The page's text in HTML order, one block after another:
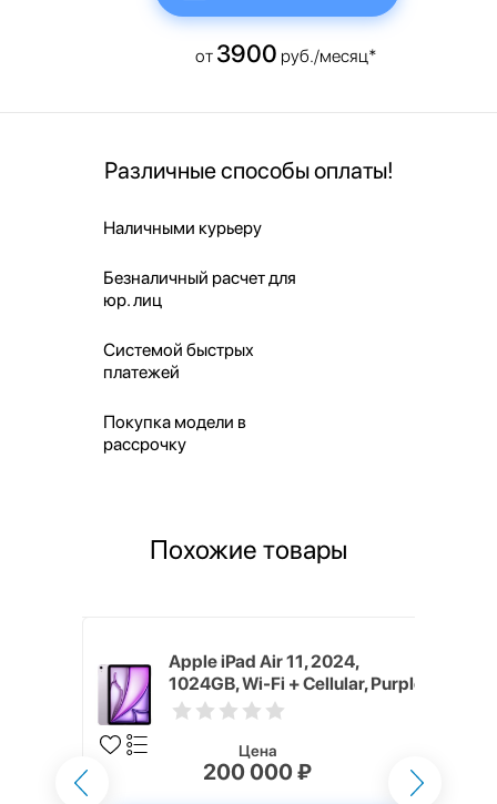
от 3900 руб./месяц*
Различные способы оплаты!
Наличными курьеру
Безналичный расчет для
юр. лиц
Системой быстрых
платежей
Покупка модели в
рассрочку
Похожие товары
Apple iPad Air 11, 2024,
1024GB, Wi-Fi + Cellular, Purple
Цена
200 000 ₽